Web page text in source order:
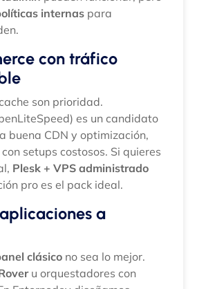
internas para
con tráfico
son prioridad.
es un candidato
buena CDN y optimización,
setups costosos. Si quieres
Plesk + VPS administrado
pro es el pack ideal.
a
clásico no sea lo mejor.
u orquestadores con